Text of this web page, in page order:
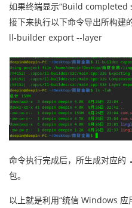
如果终端显示“Build completed
接下来执行以下命令导出所构建
ll-builder export --layer
命令执行完成后，所生成对应的
包。
以上就是利用“统信 Windows 应